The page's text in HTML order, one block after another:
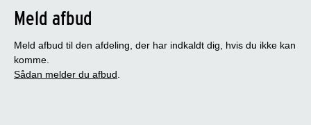
Meld afbud
Meld afbud til den afdeling, der har indkaldt dig, hvis du ikke kan
komme.
Sådan melder du afbud.